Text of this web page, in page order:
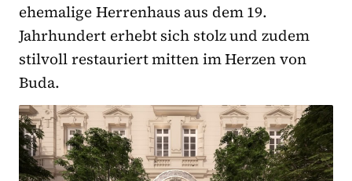
ehemalige Herrenhaus aus dem 19.
Jahrhundert erhebt sich stolz und zudem
stilvoll restauriert mitten im Herzen von
Buda.